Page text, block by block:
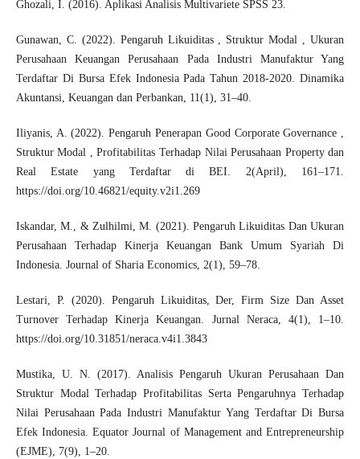
Ghozali, I. (2016). Aplikasi Analisis Multivariete SPSS 23.
Gunawan, C. (2022). Pengaruh Likuiditas , Struktur Modal , Ukuran
Perusahaan Keuangan Perusahaan Pada Industri Manufaktur Yang
Terdaftar Di Bursa Efek Indonesia Pada Tahun 2018-2020. Dinamika
Akuntansi, Keuangan dan Perbankan, 11(1), 31–40.
Iliyanis, A. (2022). Pengaruh Penerapan Good Corporate Governance ,
Struktur Modal , Profitabilitas Terhadap Nilai Perusahaan Property dan
Real Estate yang Terdaftar di BEI. 2(April), 161–171.
https://doi.org/10.46821/equity.v2i1.269
Iskandar, M., & Zulhilmi, M. (2021). Pengaruh Likuiditas Dan Ukuran
Perusahaan Terhadap Kinerja Keuangan Bank Umum Syariah Di
Indonesia. Journal of Sharia Economics, 2(1), 59–78.
Lestari, P. (2020). Pengaruh Likuiditas, Der, Firm Size Dan Asset
Turnover Terhadap Kinerja Keuangan. Jurnal Neraca, 4(1), 1–10.
https://doi.org/10.31851/neraca.v4i1.3843
Mustika, U. N. (2017). Analisis Pengaruh Ukuran Perusahaan Dan
Struktur Modal Terhadap Profitabilitas Serta Pengaruhnya Terhadap
Nilai Perusahaan Pada Industri Manufaktur Yang Terdaftar Di Bursa
Efek Indonesia. Equator Journal of Management and Entrepreneurship
(EJME), 7(9), 1–20.